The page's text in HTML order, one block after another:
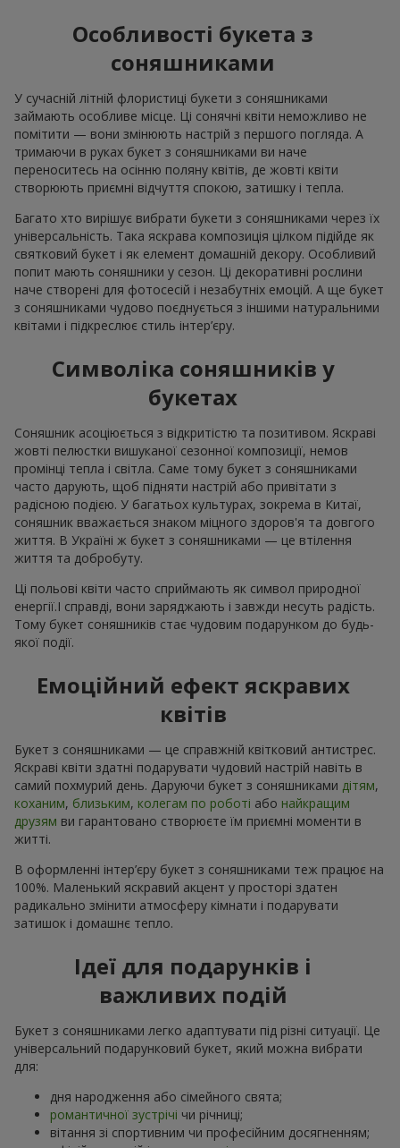
Особливості букета з
соняшниками
У сучасній літній флористиці букети з соняшниками
займають особливе місце. Ці сонячні квіти неможливо не
помітити — вони змінюють настрій з першого погляда. А
тримаючи в руках букет з соняшниками ви наче
переноситесь на осінню поляну квітів, де жовті квіти
створюють приємні відчуття спокою, затишку і тепла.
Багато хто вирішує вибрати букети з соняшниками через їх
універсальність. Така яскрава композиція цілком підійде як
святковий букет і як елемент домашній декору. Особливий
попит мають соняшники у сезон. Ці декоративні рослини
наче створені для фотосесій і незабутніх емоцій. А ще букет
з соняшниками чудово поєднується з іншими натуральними
квітами і підкреслює стиль інтер’єру.
Символіка соняшників у
букетах
Соняшник асоціюється з відкритістю та позитивом. Яскраві
жовті пелюстки вишуканої сезонної композиції, немов
промінці тепла і світла. Саме тому букет з соняшниками
часто дарують, щоб підняти настрій або привітати з
радісною подією. У багатьох культурах, зокрема в Китаї,
соняшник вважається знаком міцного здоров'я та довгого
життя. В Україні ж букет з соняшниками — це втілення
життя та добробуту.
Ці польові квіти часто сприймають як символ природної
енергії.І справді, вони заряджають і завжди несуть радість.
Тому букет соняшників стає чудовим подарунком до будь-
якої події.
Емоційний ефект яскравих
квітів
Букет з соняшниками — це справжній квітковий антистрес.
Яскраві квіти здатні подарувати чудовий настрій навіть в
самий похмурий день. Даруючи букет з соняшниками дітям,
коханим, близьким, колегам по роботі або найкращим
друзям ви гарантовано створюєте їм приємні моменти в
житті.
В оформленні інтер’єру букет з соняшниками теж працює на
100%. Маленький яскравий акцент у просторі здатен
радикально змінити атмосферу кімнати і подарувати
затишок і домашнє тепло.
Ідеї для подарунків і
важливих подій
Букет з соняшниками легко адаптувати під різні ситуації. Це
універсальний подарунковий букет, який можна вибрати
для:
дня народження або сімейного свята;
романтичної зустрічі чи річниці;
вітання зі спортивним чи професійним досягненням;